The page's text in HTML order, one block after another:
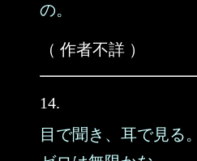
の。
（ 作者不詳 ）
14.
目で聞き、耳で見る。